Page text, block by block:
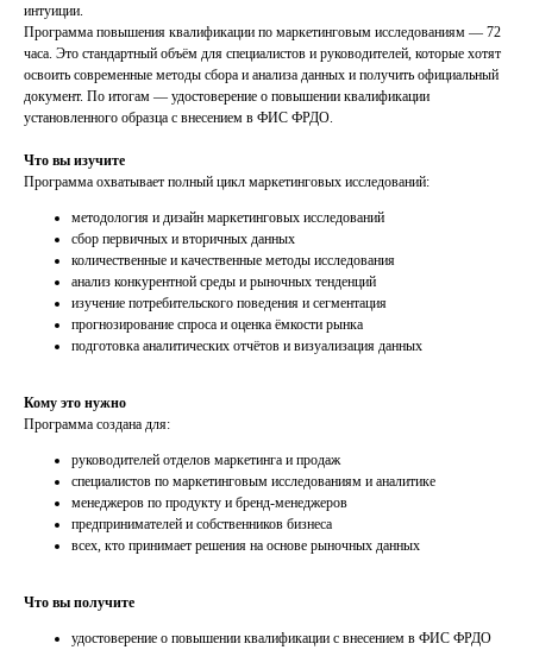
интуиции.
Программа повышения квалификации по маркетинговым исследованиям — 72
часа. Это стандартный объём для специалистов и руководителей, которые хотят
освоить современные методы сбора и анализа данных и получить официальный
документ. По итогам — удостоверение о повышении квалификации
установленного образца с внесением в ФИС ФРДО.
Что вы изучите
Программа охватывает полный цикл маркетинговых исследований:
методология и дизайн маркетинговых исследований
сбор первичных и вторичных данных
количественные и качественные методы исследования
анализ конкурентной среды и рыночных тенденций
изучение потребительского поведения и сегментация
прогнозирование спроса и оценка ёмкости рынка
подготовка аналитических отчётов и визуализация данных
Кому это нужно
Программа создана для:
руководителей отделов маркетинга и продаж
специалистов по маркетинговым исследованиям и аналитике
менеджеров по продукту и бренд-менеджеров
предпринимателей и собственников бизнеса
всех, кто принимает решения на основе рыночных данных
Что вы получите
удостоверение о повышении квалификации с внесением в ФИС ФРДО